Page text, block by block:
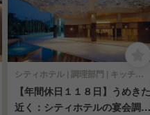
シティホテル | 調理部門 | キッチンスタッフ
【年間休日１１８日】うめきた
近く：シティホテルの宴会調理